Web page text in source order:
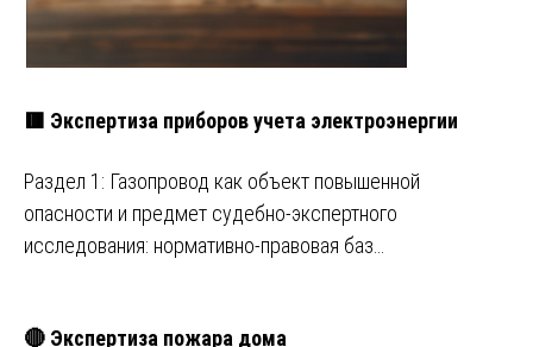
🟥 Экспертиза приборов учета электроэнергии
Раздел 1: Газопровод как объект повышенной
опасности и предмет судебно-экспертного
исследования: нормативно-правовая баз…
🔴 Экспертиза пожара дома